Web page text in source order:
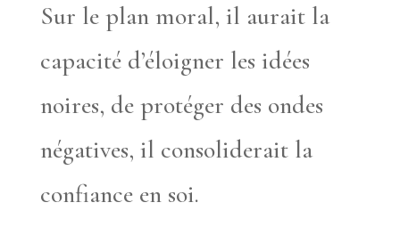
Sur le plan moral, il aurait la
capacité d’éloigner les idées
noires, de protéger des ondes
négatives, il consoliderait la
confiance en soi.